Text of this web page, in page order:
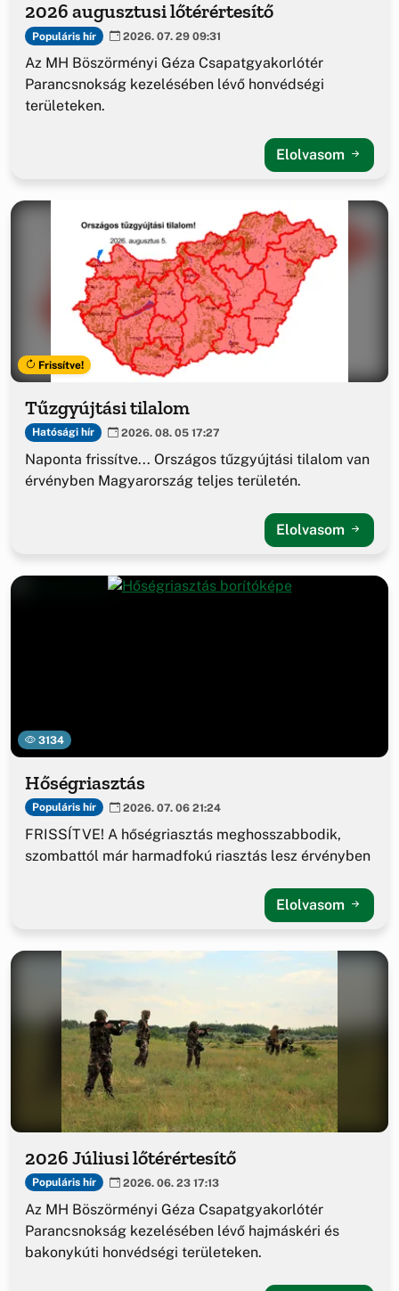
2026 augusztusi lőtérértesítő
Populáris hír 2026. 07. 29 09:31
Az MH Böszörményi Géza Csapatgyakorlótér
Parancsnokság kezelésében lévő honvédségi
területeken.
Elolvasom
Frissítve!
Tűzgyújtási tilalom
Hatósági hír 2026. 08. 05 17:27
Naponta frissítve... Országos tűzgyújtási tilalom van
érvényben Magyarország teljes területén.
Elolvasom
3134
Hőségriasztás
Populáris hír 2026. 07. 06 21:24
FRISSÍTVE! A hőségriasztás meghosszabbodik,
szombattól már harmadfokú riasztás lesz érvényben
Elolvasom
2026 Júliusi lőtérértesítő
Populáris hír 2026. 06. 23 17:13
Az MH Böszörményi Géza Csapatgyakorlótér
Parancsnokság kezelésében lévő hajmáskéri és
bakonykúti honvédségi területeken.